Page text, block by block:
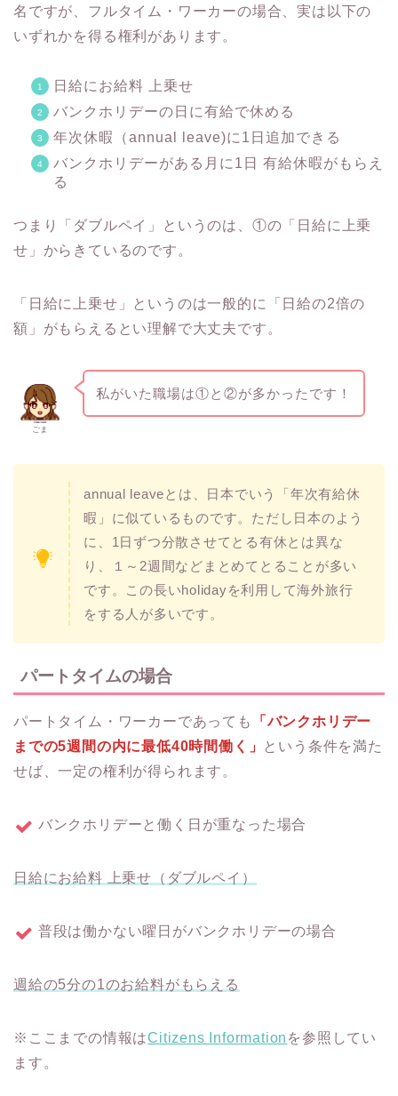
名ですが、フルタイム・ワーカーの場合、実は以下の
いずれかを得る権利があります。
日給にお給料 上乗せ
バンクホリデーの日に有給で休める
年次休暇（annual leave)に1日追加できる
バンクホリデーがある月に1日 有給休暇がもらえ
る
つまり「ダブルペイ」というのは、①の「日給に上乗
せ」からきているのです。
「日給に上乗せ」というのは一般的に「日給の2倍の
額」がもらえるとい理解で大丈夫です。
ごま
私がいた職場は①と②が多かったです！
annual leaveとは、日本でいう「年次有給休
暇」に似ているものです。ただし日本のよう
に、1日ずつ分散させてとる有休とは異な
り、１～2週間などまとめてとることが多い
です。この長いholidayを利用して海外旅行
をする人が多いです。
パートタイムの場合
パートタイム・ワーカーであっても
「バンクホリデー
までの5週間の内に最低40時間働く」
という条件を満た
せば、一定の権利が得られます。
バンクホリデーと働く日が重なった場合
日給にお給料 上乗せ（ダブルペイ）
普段は働かない曜日がバンクホリデーの場合
週給の5分の1のお給料がもらえる
※ここまでの情報はCitizens Information を参照してい
ます。